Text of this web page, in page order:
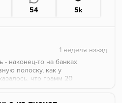
54 5k
- наконец-то на банках
полоску, как у
что грамм 20